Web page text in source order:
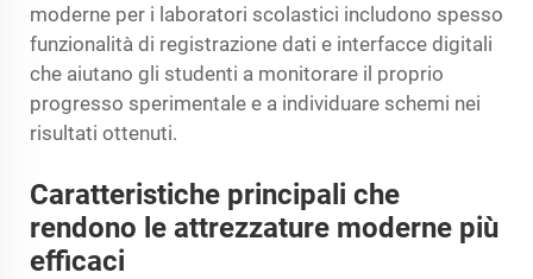
moderne per i laboratori scolastici includono spesso
funzionalità di registrazione dati e interfacce digitali
che aiutano gli studenti a monitorare il proprio
progresso sperimentale e a individuare schemi nei
risultati ottenuti.
Caratteristiche principali che
rendono le attrezzature moderne più
efficaci